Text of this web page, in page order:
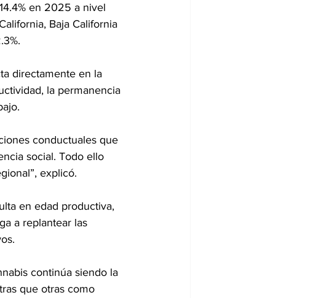
en 2025 a nivel
Baja California
directamente en la
la permanencia
conductuales que
social. Todo ello
explicó.
en edad productiva,
a replantear las
continúa siendo la
que otras como